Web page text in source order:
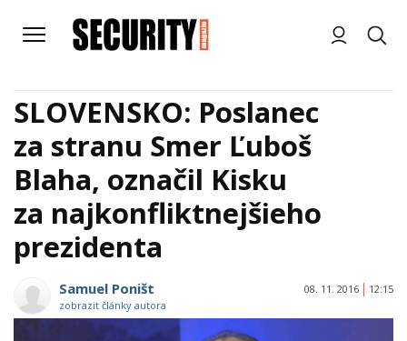
SLOVENSKO: Poslanec
za stranu Smer Ľuboš
Blaha, označil Kisku
za najkonfliktnejšieho
prezidenta
Samuel Poništ
zobrazit články autora
08. 11. 2016 12:15